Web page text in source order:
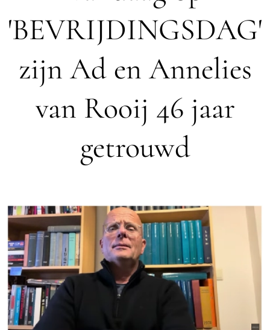
'BEVRIJDINGSDAG'
zijn Ad en Annelies
van Rooij 46 jaar
getrouwd